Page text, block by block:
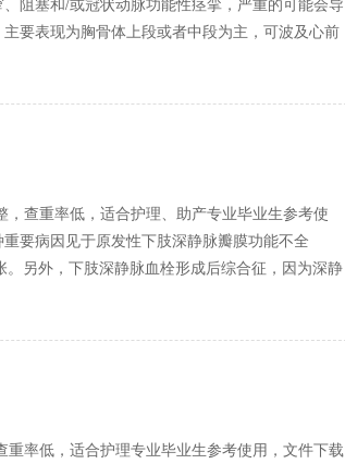
要表现为胸骨体上段或者中段为主，可波及心前
查重率低，适合护理、助产专业毕业生参考使
要病因见于原发性下肢深静脉瓣膜功能不全
。另外，下肢深静脉血栓形成后综合征，因为深静
率低，适合护理专业毕业生参考使用，文件下载